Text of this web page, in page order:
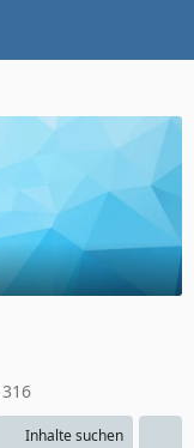
316
Inhalte suchen